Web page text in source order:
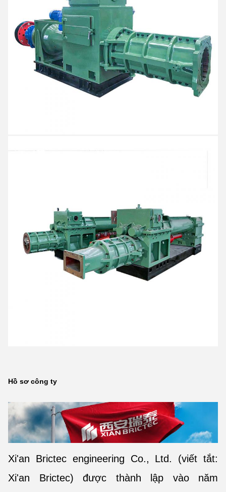
Hồ sơ công ty
Xi'an Brictec engineering Co., Ltd. (viết tắt:
Xi'an Brictec) được thành lập vào năm